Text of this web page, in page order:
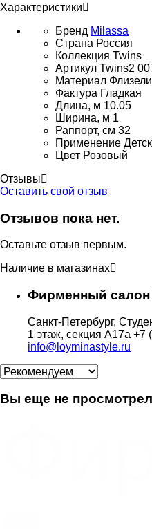
Характеристики
Бренд Milassa
Страна Россия
Коллекция Twins
Артикул Twins2
Материал
Фактура Гладкая
Длина, м 10.05
Ширина, м 1
Раппорт, см 32
Применение
Цвет Розовый
Отзывы
Оставить свой отзыв
Отзывов пока нет.
Оставьте отзыв первым.
Наличие в магазинах
Фирменный салон
Санкт-Петербург,
1 этаж, секция А17а +7
info@loyminastyle.ru
Вы еще не